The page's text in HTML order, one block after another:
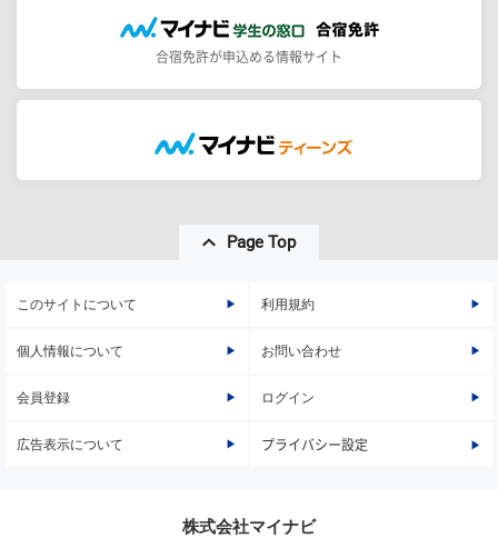
合宿免許が申込める情報サイト
Page Top
このサイトについて 利用規約
個人情報について お問い合わせ
会員登録 ログイン
広告表示について プライバシー設定
株式会社マイナビ